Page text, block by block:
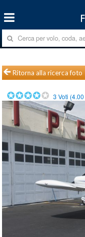
Ritorna alla ricerca foto
3 Voti (4.00